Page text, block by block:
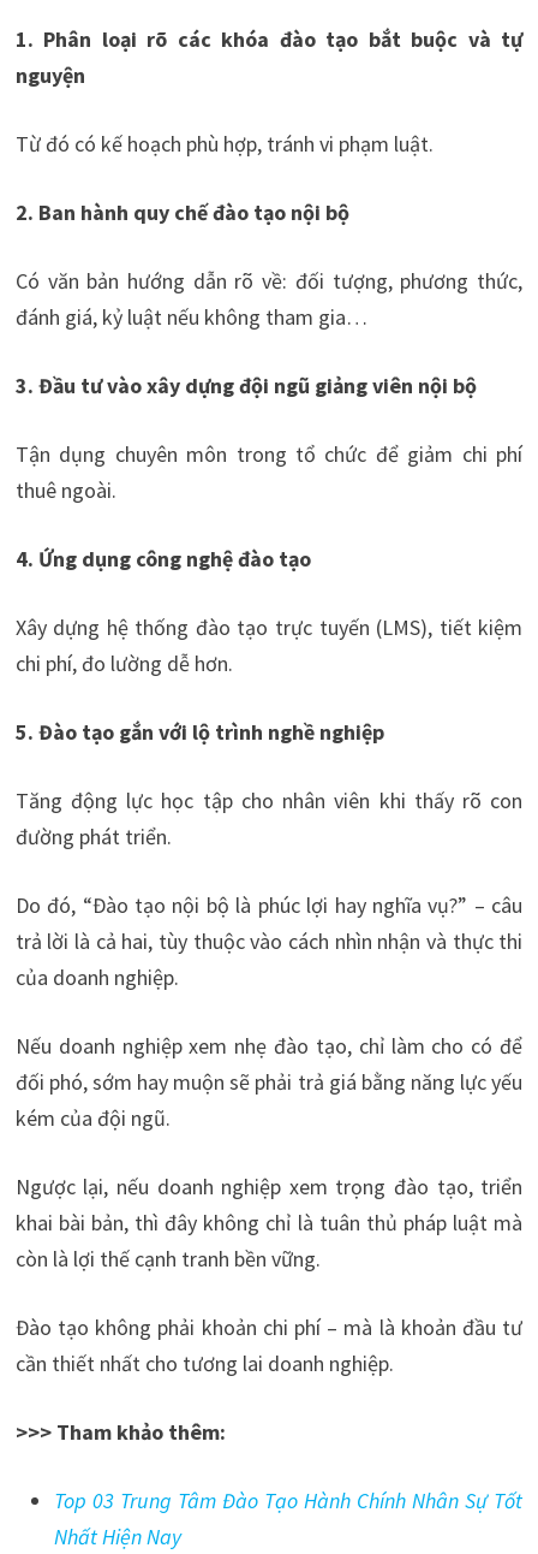
1. Phân loại rõ các khóa đào tạo bắt buộc và tự
nguyện
Từ đó có kế hoạch phù hợp, tránh vi phạm luật.
2. Ban hành quy chế đào tạo nội bộ
Có văn bản hướng dẫn rõ về: đối tượng, phương thức,
đánh giá, kỷ luật nếu không tham gia…
3. Đầu tư vào xây dựng đội ngũ giảng viên nội bộ
Tận dụng chuyên môn trong tổ chức để giảm chi phí
thuê ngoài.
4. Ứng dụng công nghệ đào tạo
Xây dựng hệ thống đào tạo trực tuyến (LMS), tiết kiệm
chi phí, đo lường dễ hơn.
5. Đào tạo gắn với lộ trình nghề nghiệp
Tăng động lực học tập cho nhân viên khi thấy rõ con
đường phát triển.
Do đó, “Đào tạo nội bộ là phúc lợi hay nghĩa vụ?” – câu
trả lời là cả hai, tùy thuộc vào cách nhìn nhận và thực thi
của doanh nghiệp.
Nếu doanh nghiệp xem nhẹ đào tạo, chỉ làm cho có để
đối phó, sớm hay muộn sẽ phải trả giá bằng năng lực yếu
kém của đội ngũ.
Ngược lại, nếu doanh nghiệp xem trọng đào tạo, triển
khai bài bản, thì đây không chỉ là tuân thủ pháp luật mà
còn là lợi thế cạnh tranh bền vững.
Đào tạo không phải khoản chi phí – mà là khoản đầu tư
cần thiết nhất cho tương lai doanh nghiệp.
>>> Tham khảo thêm:
Top 03 Trung Tâm Đào Tạo Hành Chính Nhân Sự Tốt
Nhất Hiện Nay